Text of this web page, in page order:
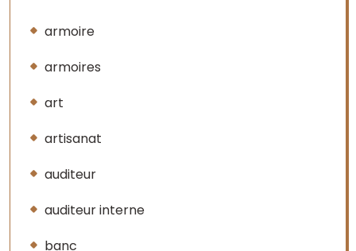
armoire
armoires
art
artisanat
auditeur
auditeur interne
banc